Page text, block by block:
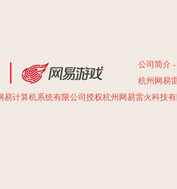
公司简介 -
杭州网易
易计算机系统有限公司授权杭州网易雷火科技